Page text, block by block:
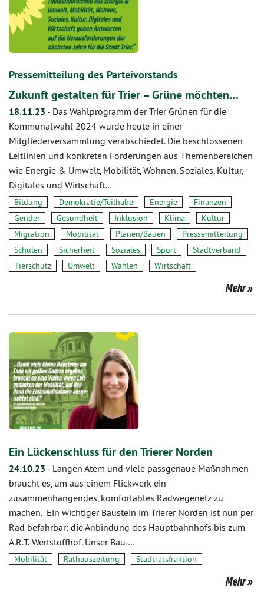
Pressemitteilung des Parteivorstands
Zukunft gestalten für Trier – Grüne möchten…
18.11.23 - Das Wahlprogramm der Trier Grünen für die
Kommunalwahl 2024 wurde heute in einer
Mitgliederversammlung verabschiedet. Die beschlossenen
Leitlinien und konkreten Forderungen aus Themenbereichen
wie Energie & Umwelt, Mobilität, Wohnen, Soziales, Kultur,
Digitales und Wirtschaft…
Bildung Demokratie/Teilhabe Energie
Finanzen
Gender
Gesundheit Inklusion Klima
Kultur
Migration
Mobilität Planen/Bauen
Pressemitteilung
Schulen
Sicherheit Soziales Sport
Stadtverband
Tierschutz
Umwelt Wahlen Wirtschaft
Mehr
Ein Lückenschluss für den Trierer Norden
24.10.23 - Langen Atem und viele passgenaue Maßnahmen
braucht es, um aus einem Flickwerk ein
zusammenhängendes, komfortables Radwegenetz zu
machen. Ein wichtiger Baustein im Trierer Norden ist nun per
Rad befahrbar: die Anbindung des Hauptbahnhofs bis zum
A.R.T.-Wertstoffhof. Unser Bau-…
Mobilität Rathauszeitung Stadtratsfraktion
Mehr